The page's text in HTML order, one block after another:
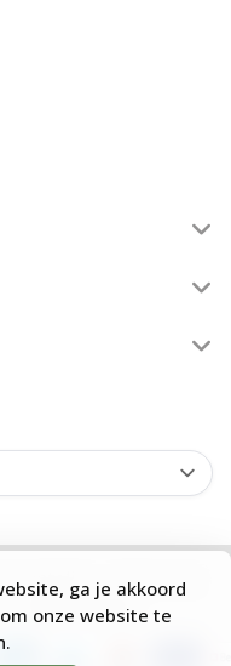
ga je akkoord
onze website te
- Theme by
Lightspeed